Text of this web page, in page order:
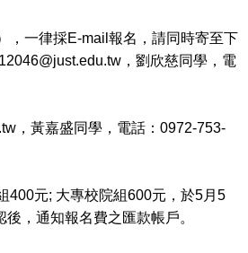
，一律採E-mail報名，請同時寄至下
，劉欣慈同學，電
，黃嘉盛同學，電話：0972-753-
400元; 大專校院組600元，於5月5
，通知報名費之匯款帳戶。